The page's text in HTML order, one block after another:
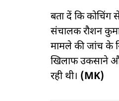
बता दें कि
संचालक रौशन
मामले की जांच के
खिलाफ उकसाने
रही थी। (MK)